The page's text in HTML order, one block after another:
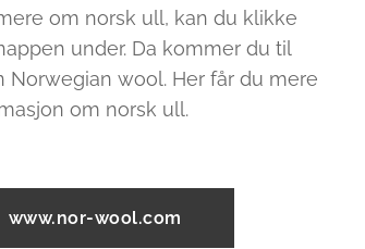
om norsk ull, kan du klikke
under. Da kommer du til
Norwegian wool. Her får du mere
om norsk ull.
www.nor-wool.com